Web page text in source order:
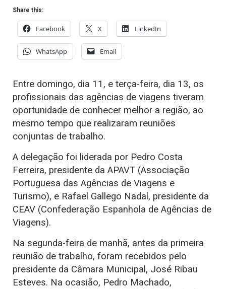
Share this:
Facebook X LinkedIn
WhatsApp Email
Entre domingo, dia 11, e terça-feira, dia 13, os
profissionais das agências de viagens tiveram
oportunidade de conhecer melhor a região, ao
mesmo tempo que realizaram reuniões
conjuntas de trabalho.
A delegação foi liderada por Pedro Costa
Ferreira, presidente da APAVT (Associação
Portuguesa das Agências de Viagens e
Turismo), e Rafael Gallego Nadal, presidente da
CEAV (Confederação Espanhola de Agências de
Viagens).
Na segunda-feira de manhã, antes da primeira
reunião de trabalho, foram recebidos pelo
presidente da Câmara Municipal, José Ribau
Esteves. Na ocasião, Pedro Machado,